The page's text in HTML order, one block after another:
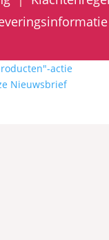
actie
Nieuwsbrief